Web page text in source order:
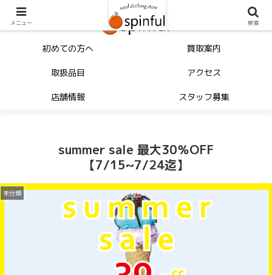
初めての方へ 買取案内
取扱品目 アクセス
店舗情報 スタッフ募集
summer sale 最大30％OFF
【7/15~7/24迄】
未分類
メニュー 検索